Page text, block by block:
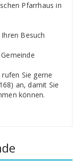
Pfarrhaus in
Besuch
Sie gerne
an, damit Sie
können.